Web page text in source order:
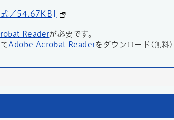
／54.67KB]
Readerが必要です。
Adobe Acrobat Readerをダウンロード(無料)